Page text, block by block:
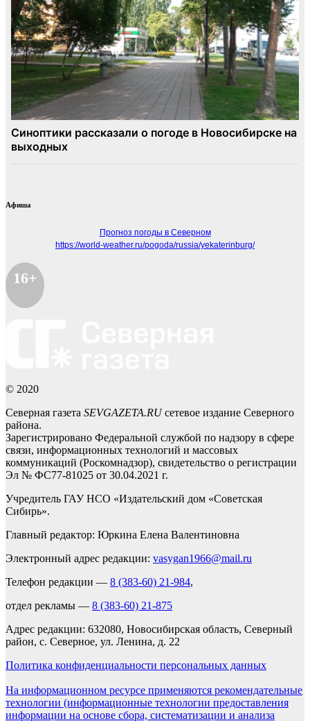
Афиша
Прогноз погоды в Северном
https://world-weather.ru/pogoda/russia/yekaterinburg/
16+
© 2020
Северная газета SEVGAZETA.RUсетевое издание Северного
района.
Зарегистрировано Федеральной службой по надзору в сфере
связи, информационных технологий и массовых
коммуникаций (Роскомнадзор), свидетельство о регистрации
Эл № ФС77-81025 от 30.04.2021 г.
Учредитель ГАУ НСО «Издательский дом «Советская
Сибирь».
Главный редактор: Юркина Елена Валентиновна
Электронный адрес редакции: vasygan1966@mail.ru
Телефон редакции — 8 (383-60) 21-984,
отдел рекламы — 8 (383-60) 21-875
Адрес редакции: 632080, Новосибирская область, Северный
район, с. Северное, ул. Ленина, д. 22
Политика конфиденциальности персональных данных
На информационном ресурсе применяются рекомендательные
технологии (информационные технологии предоставления
информации на основе сбора, систематизации и анализа